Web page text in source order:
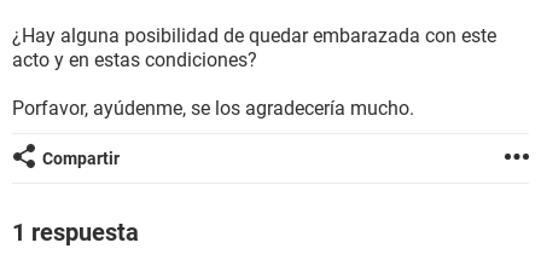
¿Hay alguna posibilidad de quedar embarazada con este
acto y en estas condiciones?
Porfavor, ayúdenme, se los agradecería mucho.
Compartir
1 respuesta